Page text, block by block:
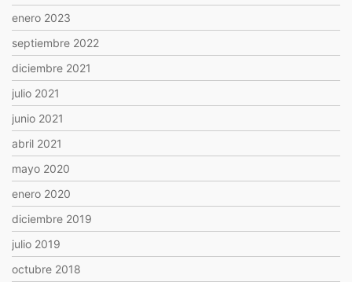
enero 2023
septiembre 2022
diciembre 2021
julio 2021
junio 2021
abril 2021
mayo 2020
enero 2020
diciembre 2019
julio 2019
octubre 2018